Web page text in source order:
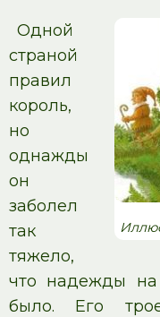
Одной
страной
правил
король,
но
однажды
он
заболел
так
тяжело,
что надежды на
было. Его